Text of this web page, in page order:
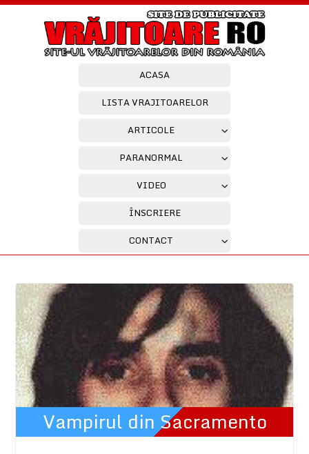
ACASA
LISTA VRAJITOARELOR
ARTICOLE
PARANORMAL
VIDEO
ÎNSCRIERE
CONTACT
Vampirul din Sacramento